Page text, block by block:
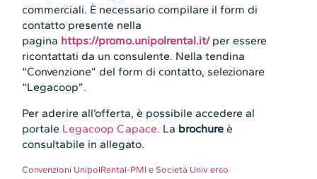
commerciali. È necessario compilare il form di
contatto presente nella
pagina https://promo.unipolrental.it/ per essere
ricontattati da un consulente. Nella tendina
“Convenzione” del form di contatto, selezionare
“Legacoop”.
Per aderire all’offerta, è possibile accedere al
portale Legacoop Capace. La brochure è
consultabile in allegato.
Convenzioni UnipolRental-PMI e Società Univ erso